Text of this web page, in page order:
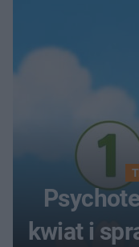
kwiat i